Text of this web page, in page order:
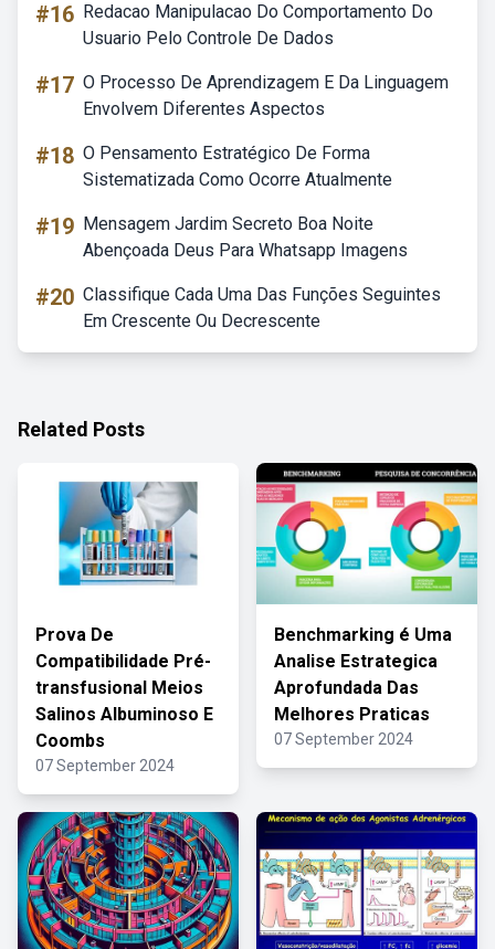
#16 Redacao Manipulacao Do Comportamento Do
Usuario Pelo Controle De Dados
#17 O Processo De Aprendizagem E Da Linguagem
Envolvem Diferentes Aspectos
#18 O Pensamento Estratégico De Forma
Sistematizada Como Ocorre Atualmente
#19 Mensagem Jardim Secreto Boa Noite
Abençoada Deus Para Whatsapp Imagens
#20 Classifique Cada Uma Das Funções Seguintes
Em Crescente Ou Decrescente
Related Posts
Prova De
Compatibilidade Pré-
transfusional Meios
Salinos Albuminoso E
Coombs
07 September 2024
Benchmarking é Uma
Analise Estrategica
Aprofundada Das
Melhores Praticas
07 September 2024